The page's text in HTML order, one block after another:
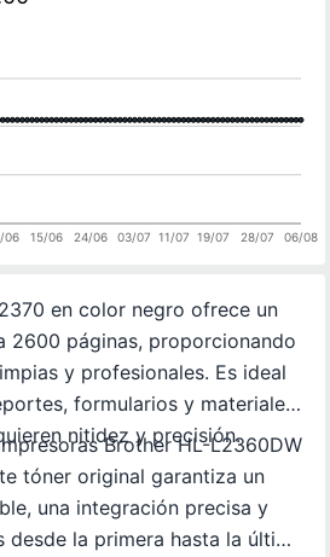
06 15/06 24/06 03/07 11/07 19/07 28/07 06/08
en color negro ofrece un
2600 páginas, proporcionando
y profesionales. Es ideal
formularios y materiales
nitidez y precisión.
Brother HL-L2360DW
tóner original garantiza un
una integración precisa y
la primera hasta la última